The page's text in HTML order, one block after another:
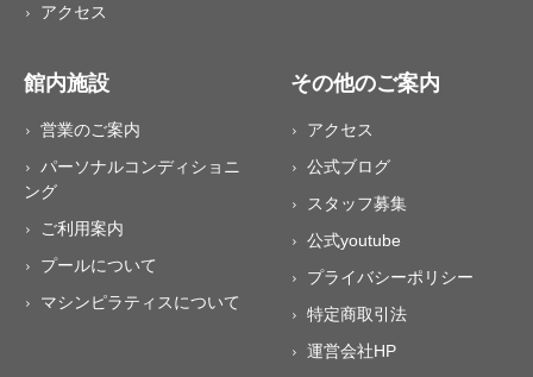
アクセス
館内施設
営業のご案内
パーソナルコンディショニ
ング
ご利用案内
プールについて
マシンピラティスについて
その他のご案内
アクセス
公式ブログ
スタッフ募集
公式youtube
プライバシーポリシー
特定商取引法
運営会社HP